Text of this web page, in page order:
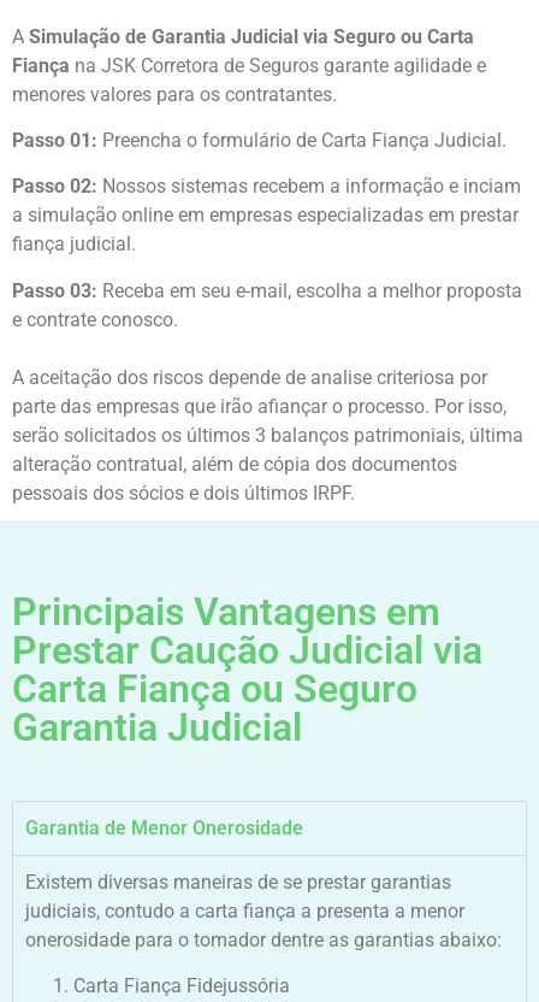
A Simulação de Garantia Judicial via Seguro ou Carta
Fiança na JSK Corretora de Seguros garante agilidade e
menores valores para os contratantes.
Passo 01: Preencha o formulário de Carta Fiança Judicial.
Passo 02: Nossos sistemas recebem a informação e inciam
a simulação online em empresas especializadas em prestar
fiança judicial.
Passo 03: Receba em seu e-mail, escolha a melhor proposta
e contrate conosco.
A aceitação dos riscos depende de analise criteriosa por
parte das empresas que irão afiançar o processo. Por isso,
serão solicitados os últimos 3 balanços patrimoniais, última
alteração contratual, além de cópia dos documentos
pessoais dos sócios e dois últimos IRPF.
Principais Vantagens em
Prestar Caução Judicial via
Carta Fiança ou Seguro
Garantia Judicial
Garantia de Menor Onerosidade
Existem diversas maneiras de se prestar garantias
judiciais, contudo a carta fiança a presenta a menor
onerosidade para o tomador dentre as garantias abaixo:
Carta Fiança Fidejussória